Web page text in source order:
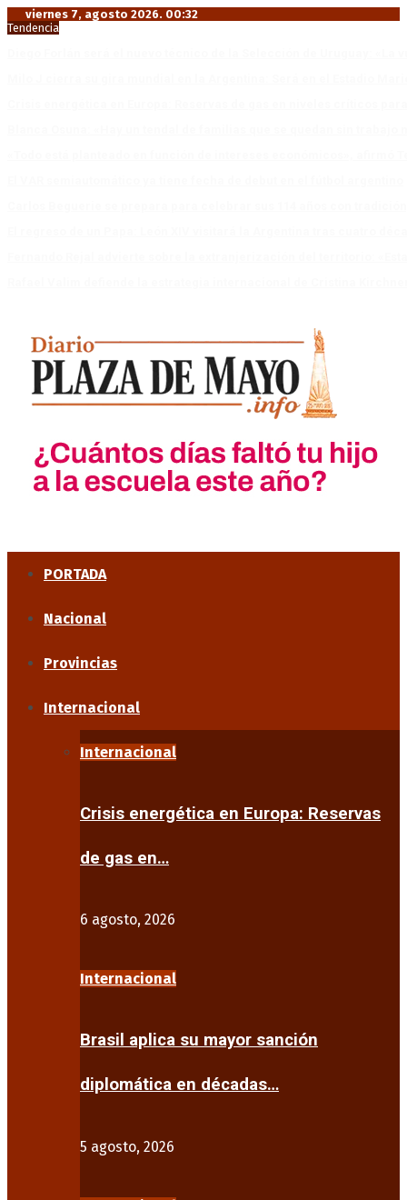
viernes 7, agosto 2026. 00:32
Tendencia
PORTADA
Nacional
Provincias
Internacional
Internacional
Crisis energética en Europa: Reservas
de gas en…
6 agosto, 2026
Internacional
Brasil aplica su mayor sanción
diplomática en décadas…
5 agosto, 2026